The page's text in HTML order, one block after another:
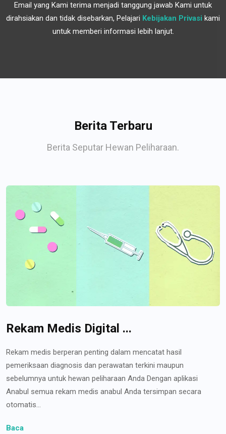
Email yang Kami terima menjadi tanggung jawab Kami untuk
dirahsiakan dan tidak disebarkan, Pelajari Kebijakan Privasi kami
untuk memberi informasi lebih lanjut.
Berita Terbaru
Berita Seputar Hewan Peliharaan.
Rekam Medis Digital ...
Rekam medis berperan penting dalam mencatat hasil
pemeriksaan diagnosis dan perawatan terkini maupun
sebelumnya untuk hewan peliharaan Anda Dengan aplikasi
Anabul semua rekam medis anabul Anda tersimpan secara
otomatis...
Baca